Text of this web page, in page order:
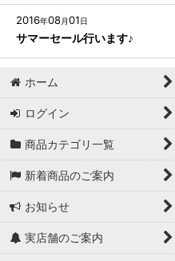
2016年08月01日
サマーセール行います♪
ホーム
ログイン
商品カテゴリ一覧
新着商品のご案内
お知らせ
実店舗のご案内